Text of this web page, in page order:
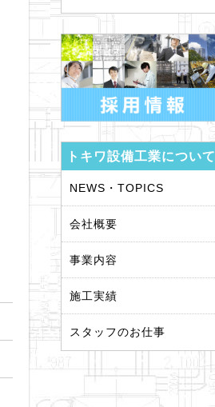
トキワ設備工業について
NEWS・TOPICS
会社概要
事業内容
施工実績
スタッフのお仕事